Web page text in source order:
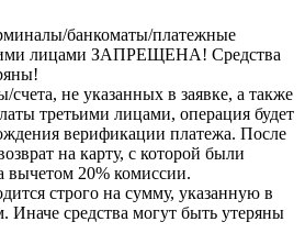
банкоматы/платежные
лицами ЗАПРЕЩЕНА! Средства
счета, не указанных в заявке, а также
третьими лицами, операция будет
верификации платежа. После
на карту, с которой были
вычетом 20% комиссии.
строго на сумму, указанную в
Иначе средства могут быть утеряны